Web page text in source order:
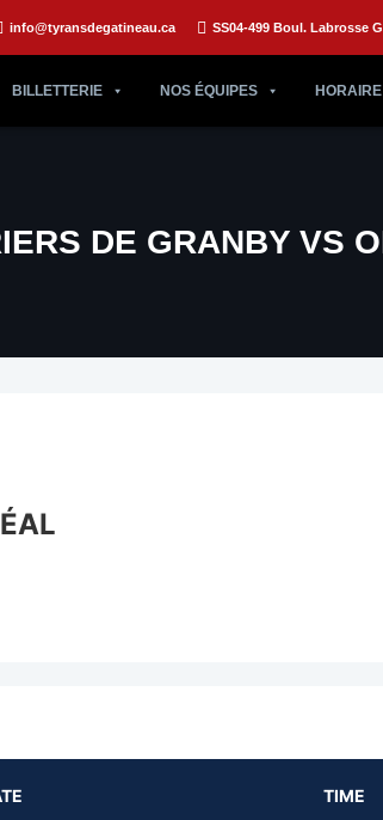
info@tyransdegatineau.ca SS04-499 Boul. Labrosse
BILLETTERIE NOS ÉQUIPES HORAIRE
DE GRANBY VS
TIME